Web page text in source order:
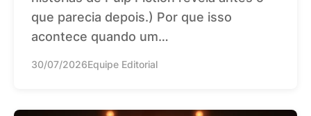
que parecia depois.) Por que isso
acontece quando um…
30/07/2026Equipe Editorial